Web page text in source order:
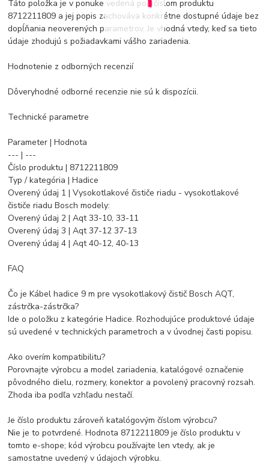
Táto položka je v ponuke vedená pod číslom produktu
8712211809 a jej popis zachováva konkrétne dostupné údaje bez
dopĺňania neoverených parametrov. Je vhodná vtedy, keď sa tieto
údaje zhodujú s požiadavkami vášho zariadenia.
Hodnotenie z odborných recenzií
Dôveryhodné odborné recenzie nie sú k dispozícii.
Technické parametre
Parameter | Hodnota
--- | ---
Číslo produktu | 8712211809
Typ / kategória | Hadice
Overený údaj 1 | Vysokotlakové čističe riadu - vysokotlakové
čističe riadu Bosch modely:
Overený údaj 2 | Aqt 33-10, 33-11
Overený údaj 3 | Aqt 37-12 37-13
Overený údaj 4 | Aqt 40-12, 40-13
FAQ
Čo je Kábel hadice 9 m pre vysokotlakový čistič Bosch AQT,
zástrčka-zástrčka?
Ide o položku z kategórie Hadice. Rozhodujúce produktové údaje
sú uvedené v technických parametroch a v úvodnej časti popisu.
Ako overím kompatibilitu?
Porovnajte výrobcu a model zariadenia, katalógové označenie
pôvodného dielu, rozmery, konektor a povolený pracovný rozsah.
Zhoda iba podľa vzhľadu nestačí.
Je číslo produktu zároveň katalógovým číslom výrobcu?
Nie je to potvrdené. Hodnota 8712211809 je číslo produktu v
tomto e-shope; kód výrobcu používajte len vtedy, ak je
samostatne uvedený v údajoch výrobku.